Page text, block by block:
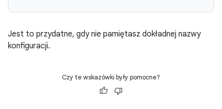
Jest to przydatne, gdy nie pamiętasz dokładnej nazwy
konfiguracji.
Czy te wskazówki były pomocne?